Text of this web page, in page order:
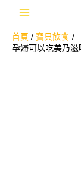
Menu
首頁
寶貝飲食
孕婦可以吃美乃